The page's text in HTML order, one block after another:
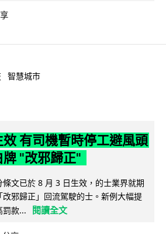
智慧城市
有司機暫時停工避風頭
"改邪歸正"
文已於 8 月 3 日生效，的士業界就期
邪歸正」回流駕駛的士。新例大幅提
罰款...
閱讀全文